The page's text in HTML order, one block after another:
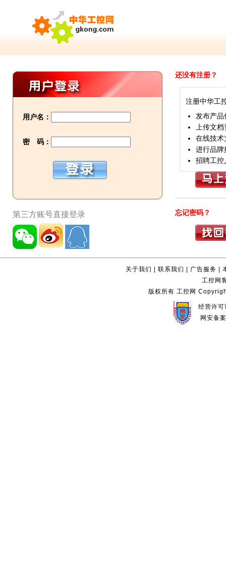
用户名：
密 码：
第三方账号直接登录
还没有注册？
注册中华工
发布产品
上传文档
在线技术
进行品牌
招聘工控
忘记密码？
关于我们 |联系我们 | 广告服务 |
工控网
版权所有 工控网
经营许
网安备